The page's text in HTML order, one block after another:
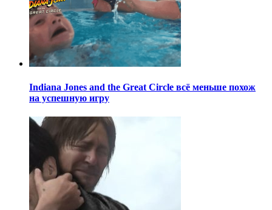
Indiana Jones and the Great Circle всё меньше похож
на успешную игру